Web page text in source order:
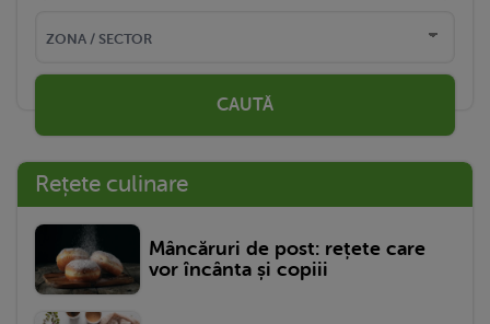
CAUTĂ
Rețete culinare
Mâncăruri de post: rețete care
vor încânta și copiii